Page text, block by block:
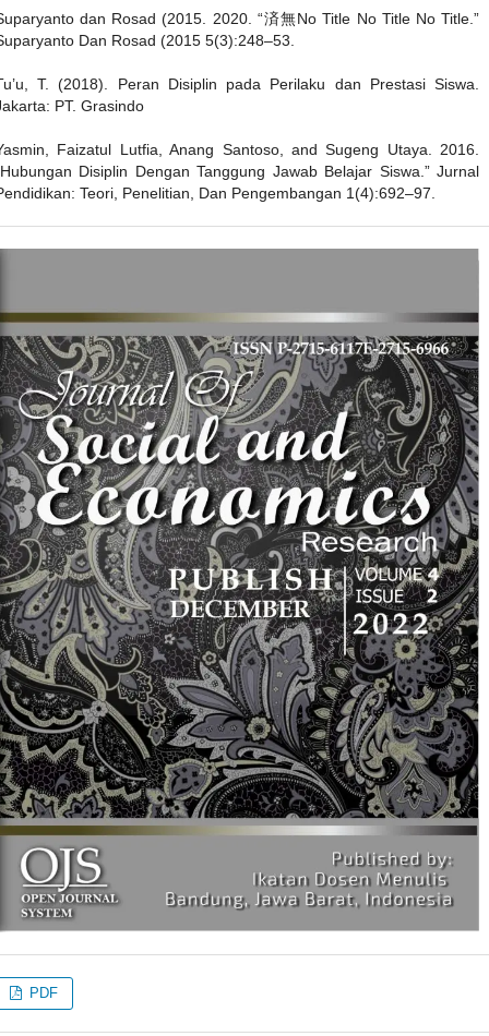
dan Rosad (2015. 2020. “済無No Title No Title No Title.”
Dan Rosad (2015 5(3):248–53.
T. (2018). Peran Disiplin pada Perilaku dan Prestasi Siswa.
PT. Grasindo
Faizatul Lutfia, Anang Santoso, and Sugeng Utaya. 2016.
Disiplin Dengan Tanggung Jawab Belajar Siswa.” Jurnal
Teori, Penelitian, Dan Pengembangan 1(4):692–97.
PDF